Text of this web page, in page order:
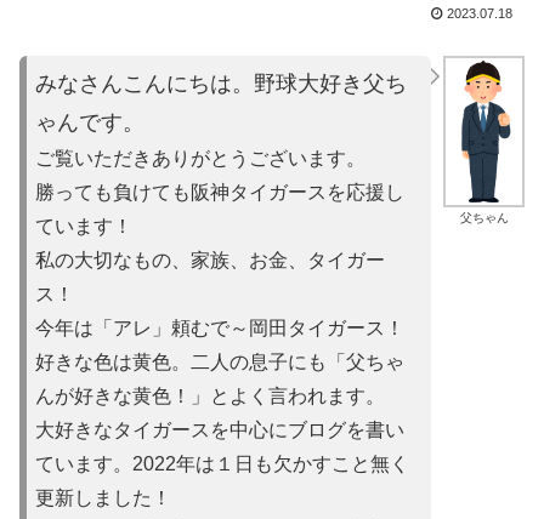
2023.07.18
父ちゃん
みなさんこんにちは。野球大好き父ち
ゃんです。
ご覧いただきありがとうございます。
勝っても負けても阪神タイガースを応援し
ています！
私の大切なもの、家族、お金、タイガー
ス！
今年は「アレ」頼むで～岡田タイガース！
好きな色は黄色。二人の息子にも「父ちゃ
んが好きな黄色！」とよ く言われます。
大好きなタイガースを中心にブログを書い
ています。2022年は １日も欠かすこと無く
更新しました！